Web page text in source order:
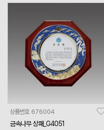
상품번호 676004
금속나무 상패_G4051